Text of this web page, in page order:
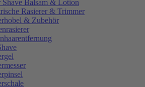
Shave Balsam & Lotion
Rasierer & Trimmer
& Zubehör